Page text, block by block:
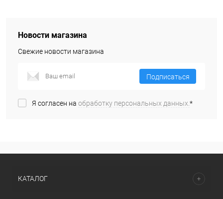
Новости магазина
Свежие новости магазина
Подписаться
Я согласен на обработку персональных данных.*
КАТАЛОГ